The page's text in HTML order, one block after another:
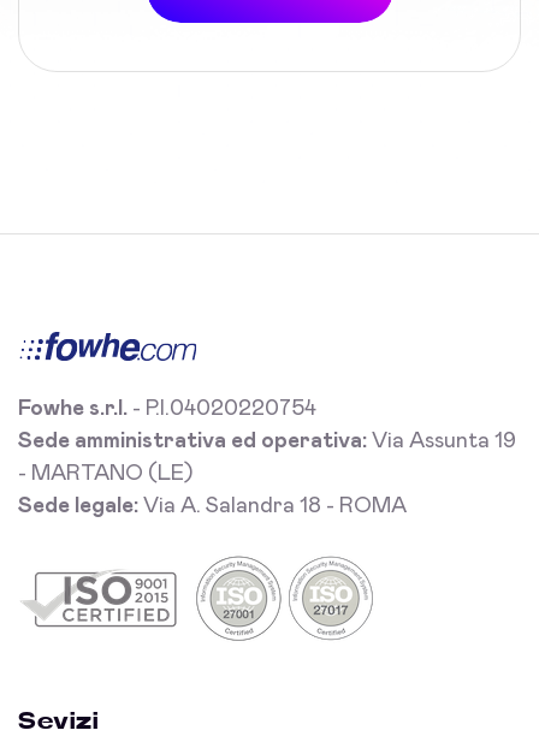
Fowhe s.r.l. - P.I.04020220754
Sede amministrativa ed operativa: Via Assunta 19
- MARTANO (LE)
Sede legale: Via A. Salandra 18 - ROMA
Sevizi